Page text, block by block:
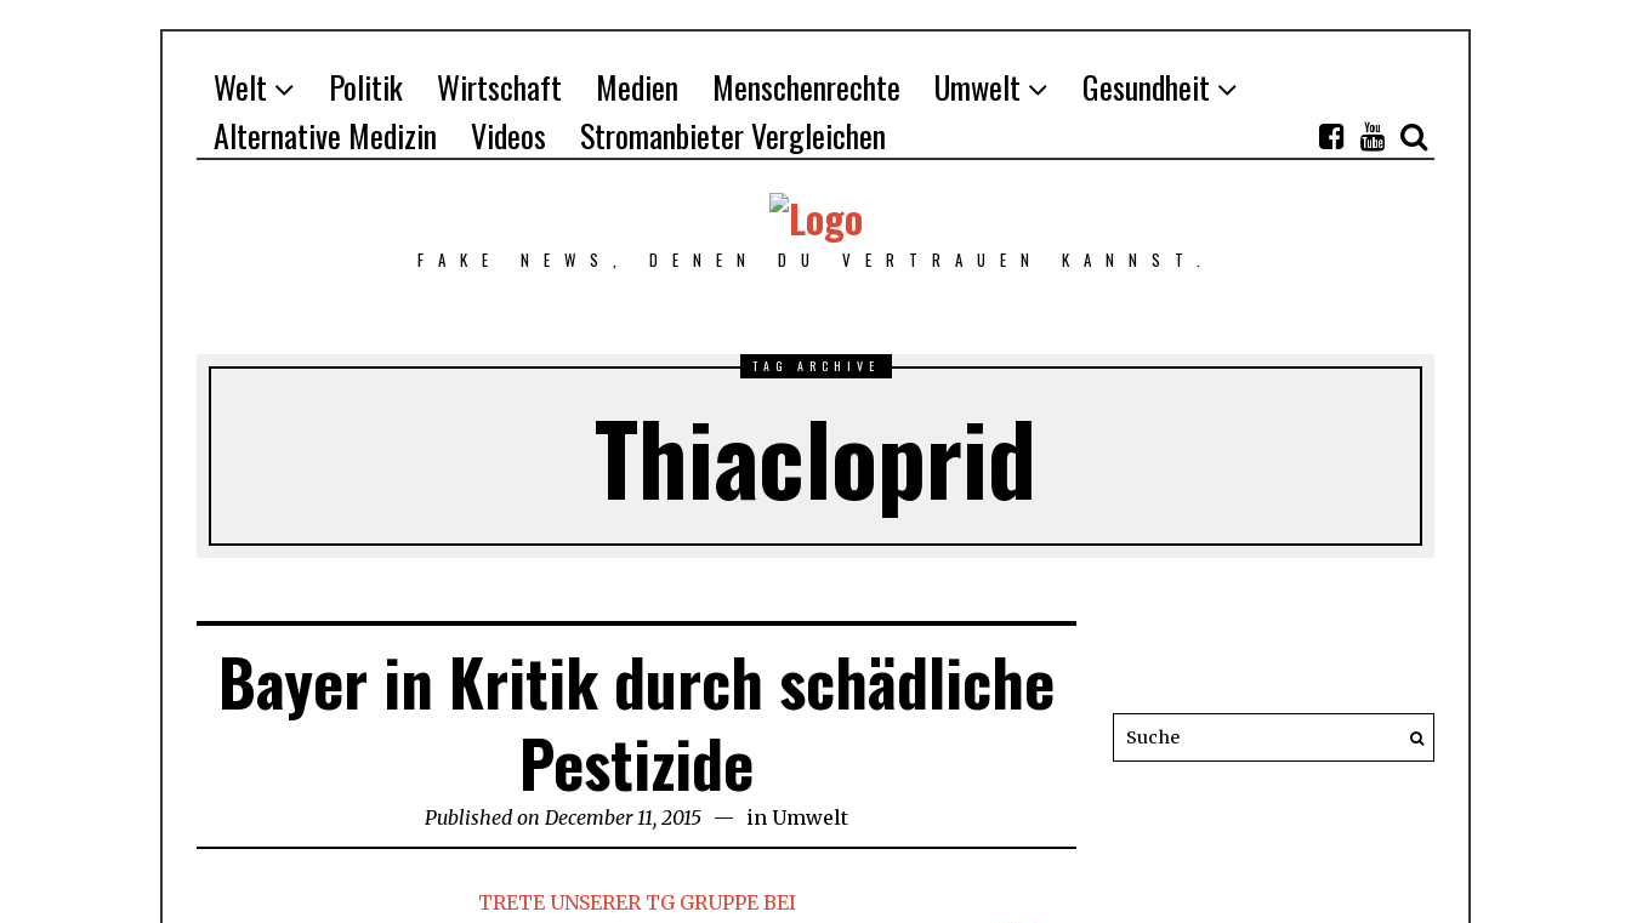
Welt Politik Wirtschaft Medien Menschenrechte Umwelt
Gesundheit
Alternative Medizin
Videos Stromanbieter Vergleichen
FAKE NEWS, DENEN DU VERTRAUEN KANNST.
TAG ARCHIVE
Thiacloprid
Bayer in Kritik durch schädliche
Pestizide
Published on December 11, 2015 December
15,
in Umwelt
TRETE UNSERER TG GRUPPE BEI